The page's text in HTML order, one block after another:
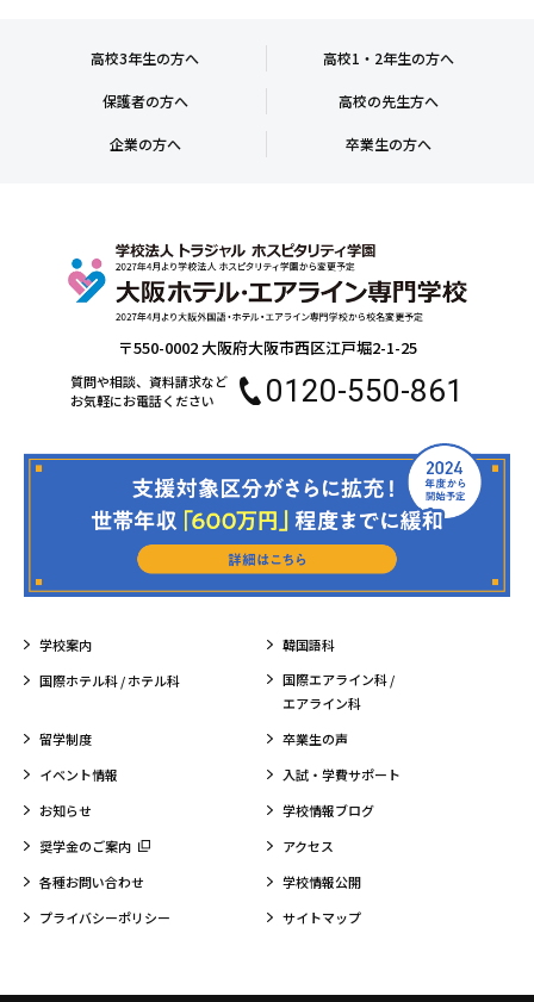
高校3年生の方へ 高校1・2年生の方へ
保護者の方へ 高校の先生方へ
企業の方へ 卒業生の方へ
〒550-0002 大阪府大阪市西区江戸堀2-1-25
質問や相談、資料請求など
お気軽にお電話ください
0120-550-861
学校案内
韓国語科
国際ホテル科 / ホテル科
国際エアライン科 /
エアライン科
留学制度
卒業生の声
イベント情報
入試・学費サポート
お知らせ
学校情報ブログ
奨学金のご案内
アクセス
各種お問い合わせ
学校情報公開
プライバシーポリシー
サイトマップ